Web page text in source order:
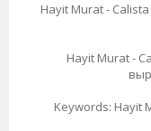
Hayit Murat -
Hayit Murat -
Keywords: Hayit